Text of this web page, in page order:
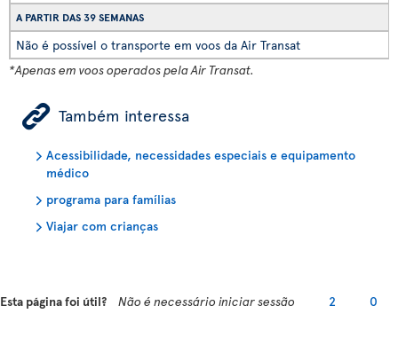
A PARTIR DAS 39 SEMANAS
Não é possível o transporte em voos da Air Transat
*Apenas em voos operados pela Air Transat.
ÿ Também interessa
Acessibilidade, necessidades especiais e equipamento
médico
programa para famílias
Viajar com crianças
Esta página foi útil? Não é necessário iniciar sessão 2 0